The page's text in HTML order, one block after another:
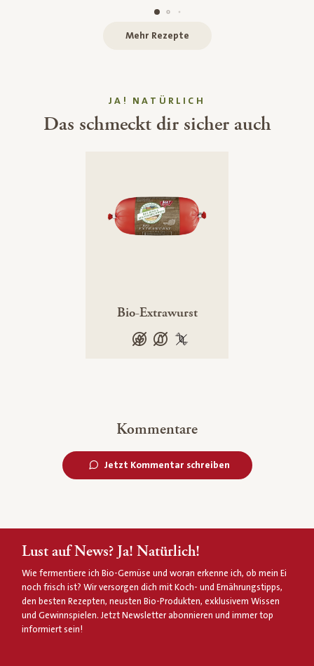
Mehr Rezepte
JA! NATÜRLICH
Das schmeckt dir sicher auch
Bio-Extrawurst
glutenfrei
laktosefrei100 % gentechnikfrei
Kommentare
Jetzt Kommentar schreiben
Lust auf News? Ja! Natürlich!
Wie fermentiere ich Bio-Gemüse und woran erkenne ich, ob mein Ei
noch frisch ist? Wir versorgen dich mit Koch- und Ernährungstipps,
den besten Rezepten, neusten Bio-Produkten, exklusivem Wissen
und Gewinnspielen. Jetzt Newsletter abonnieren und immer top
informiert sein!